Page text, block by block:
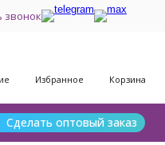
звонок
Избранное Корзина
Сделать оптовый заказ